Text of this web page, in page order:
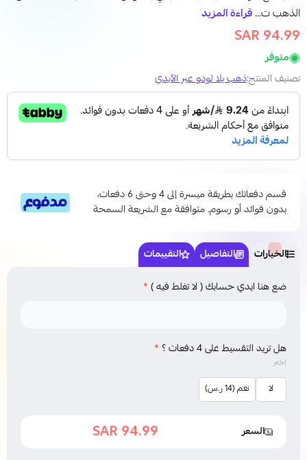
الذهب ت...قراءة المزيد
94.99 SAR
متوفر
تصنيف المنتج:ذهب يلا لودو عبر الآيدي
قسم دفعاتك بطريقة ميسرة إلى 4 وحتى 6 دفعات،
بدون فوائد أو رسوم. متوافقة مع الشريعة السمحة
الخيارات التفاصيل التقييمات
ضع هنا ايدي حسابك ( لا تغلط فيه ) *
هل تريد التقسيط على 4 دفعات ؟ *
اختر
لا نعم (14 ر.س)
السعر 94.99 SAR